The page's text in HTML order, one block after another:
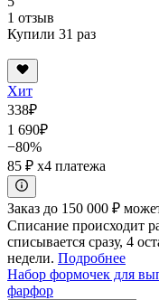
1 отзыв
Купили 31 раз
Хит
338₽
1 690₽
−80%
85 ₽ x4 платежа
Заказ до 150 000 ₽
Списание происходит
списывается сразу, 4
недели. Подробнее
Набор формочек для
фарфор